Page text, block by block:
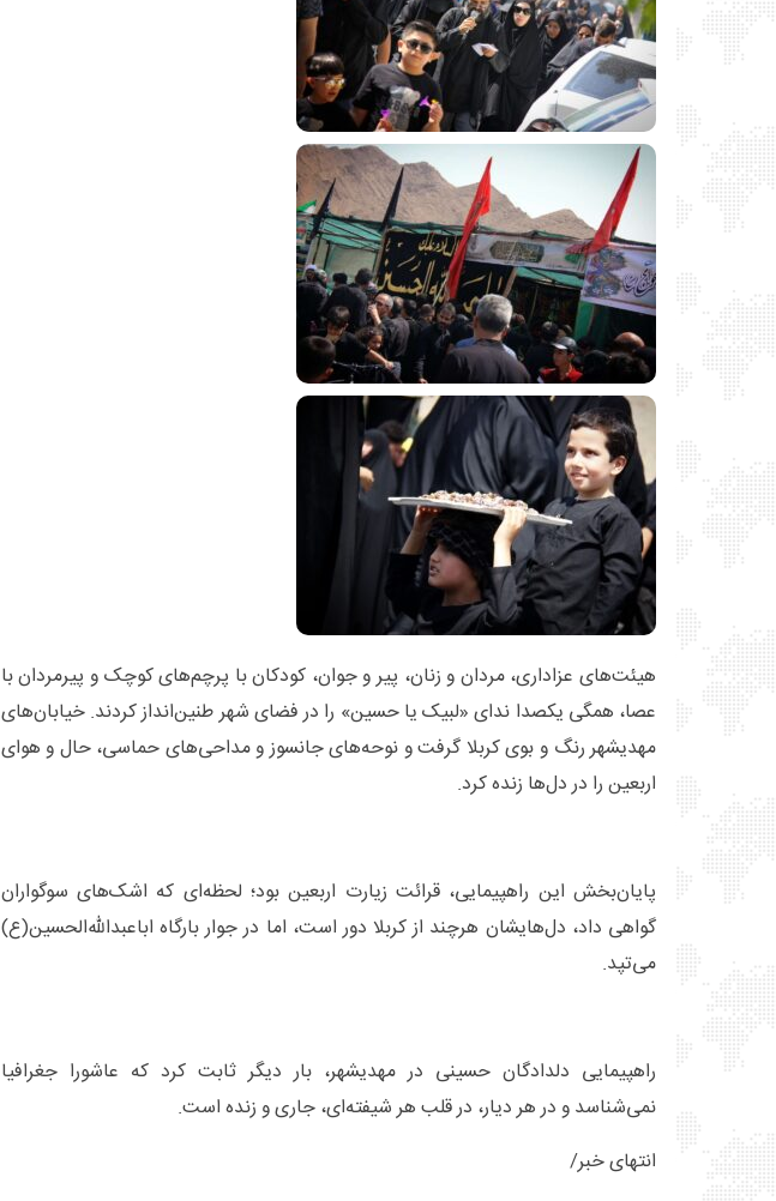
هیئت‌های عزاداری، مردان و زنان، پیر و جوان، کودکان با پرچم‌های کوچک و پیرمردان با
عصا، همگی یکصدا ندای «لبیک یا حسین» را در فضای شهر طنین‌انداز کردند. خیابان‌های
مهدیشهر رنگ و بوی کربلا گرفت و نوحه‌های جانسوز و مداحی‌های حماسی، حال و هوای
اربعین را در دل‌ها زنده کرد.
پایان‌بخش این راهپیمایی، قرائت زیارت اربعین بود؛ لحظه‌ای که اشک‌های سوگواران
گواهی داد، دل‌هایشان هرچند از کربلا دور است، اما در جوار بارگاه اباعبدالله‌الحسین(ع)
می‌تپد.
راهپیمایی دلدادگان حسینی در مهدیشهر، بار دیگر ثابت کرد که عاشورا جغرافیا
نمی‌شناسد و در هر دیار، در قلب هر شیفته‌ای، جاری و زنده است.
انتهای خبر/